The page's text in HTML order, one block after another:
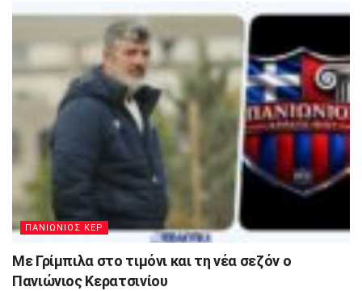
ΠΑΝΙΩΝΙΟΣ ΚΕΡ
Με Γρίμπιλα στο τιμόνι και τη νέα σεζόν ο
Πανιώνιος Κερατσινίου